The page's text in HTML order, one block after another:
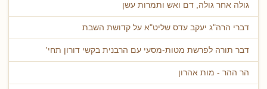
גולה אחר גולה, דם ואש ותמרות עשן
דברי הרה"ג יעקב עדס שליט"א על קדושת השבת
דבר תורה לפרשת מטות-מסעי עם הרבנית בקשי דורון תחי'
הר ההר - מות אהרון